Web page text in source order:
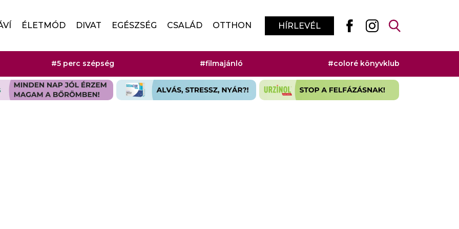
ÉLETMÓD DIVAT EGÉSZSÉG CSALÁD OTTHON HÍRLEVÉL
#5 perc szépség #filmajánló #coloré könyvklub